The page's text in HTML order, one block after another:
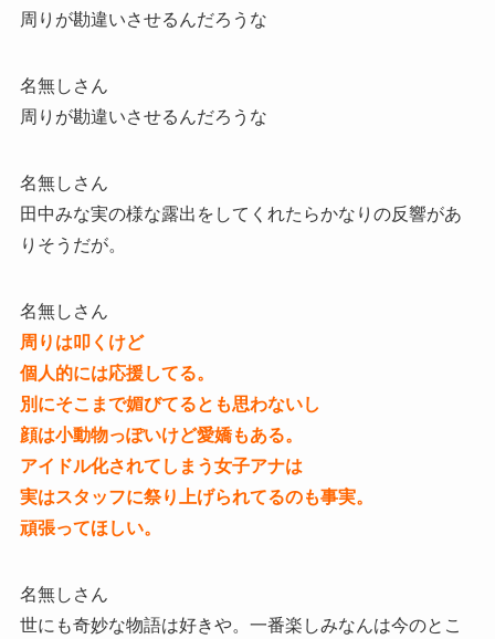
周りが勘違いさせるんだろうな
名無しさん
周りが勘違いさせるんだろうな
名無しさん
田中みな実の様な露出をしてくれたらかなりの反響があ
りそうだが。
名無しさん
周りは叩くけど
個人的には応援してる。
別にそこまで媚びてるとも思わないし
顔は小動物っぽいけど愛嬌もある。
アイドル化されてしまう女子アナは
実はスタッフに祭り上げられてるのも事実。
頑張ってほしい。
名無しさん
世にも奇妙な物語は好きや。一番楽しみなんは今のとこ